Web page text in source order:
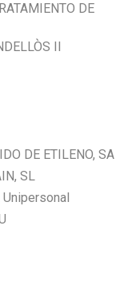
DE
II
DE ETILENO, SA
SL
Unipersonal